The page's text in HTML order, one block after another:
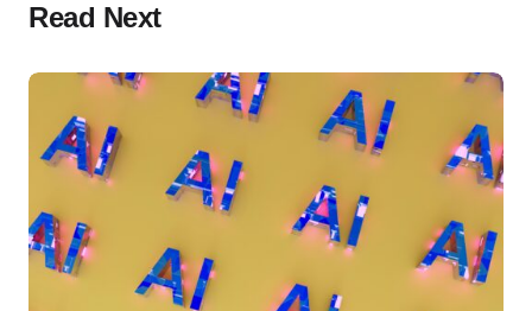
Read Next